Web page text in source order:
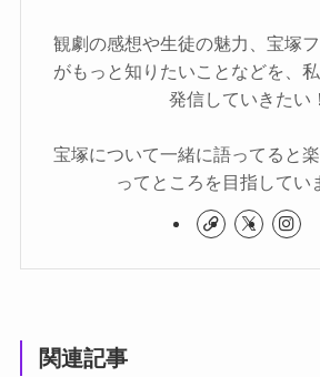
観劇の感想や生徒の魅力、宝塚
がもっと知りたいことなどを、
発信していきたい！
宝塚について一緒に語ってると
ってところを目指してい
関連記事